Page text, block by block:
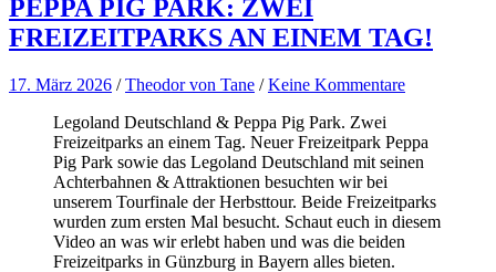
PEPPA PIG PARK: ZWEI
FREIZEITPARKS AN EINEM TAG!
17. März 2026 /Theodor von Tane /Keine Kommentare
Legoland Deutschland & Peppa Pig Park. Zwei
Freizeitparks an einem Tag. Neuer Freizeitpark Peppa
Pig Park sowie das Legoland Deutschland mit seinen
Achterbahnen & Attraktionen besuchten wir bei
unserem Tourfinale der Herbsttour. Beide Freizeitparks
wurden zum ersten Mal besucht. Schaut euch in diesem
Video an was wir erlebt haben und was die beiden
Freizeitparks in Günzburg in Bayern alles bieten.